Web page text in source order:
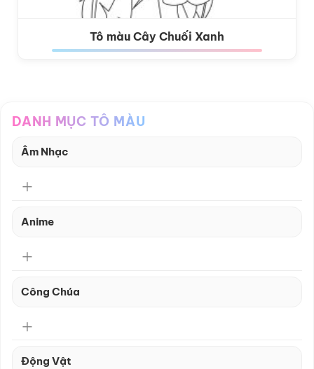
Tô màu Cây Chuối Xanh
DANH MỤC TÔ MÀU
Âm Nhạc
Anime
Công Chúa
Động Vật